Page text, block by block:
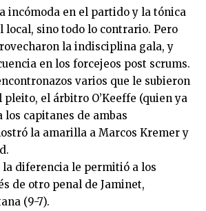
incómoda en el partido y la tónica
local, sino todo lo contrario. Pero
la indisciplina gala, y
en los forcejeos post scrums.
varios que le subieron
el árbitro O’Keeffe (quien ya
capitanes de ambas
la amarilla a Marcos Kremer y
la diferencia le permitió a los
de otro penal de Jaminet,
(9-7).